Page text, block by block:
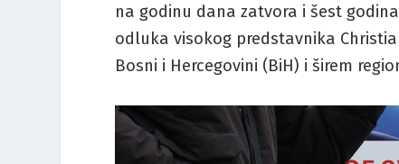
na godinu dana zatvora i šest
odluka visokog predstavnika
Bosni i Hercegovini (BiH) i širem